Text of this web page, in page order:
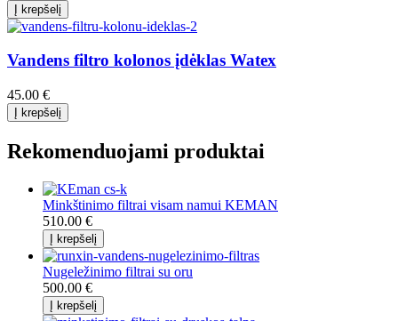
Vandens filtro kolonos įdėklas Watex
45.00 €
Rekomenduojami produktai
Minkštinimo filtrai visam namui KEMAN
510.00 €
Nugeležinimo filtrai su oru
500.00 €